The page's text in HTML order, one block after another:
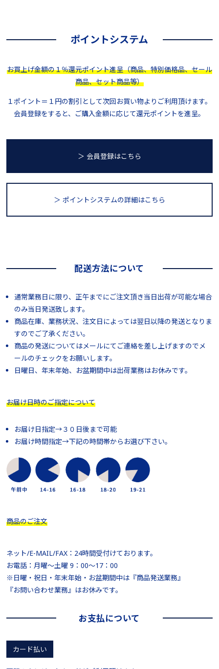
ポイントシステム
お買上げ金額の１％還元ポイント進呈（商品、特別価格品、セール
商品、セット商品等）
１ポイント＝１円の割引として次回お買い物よりご利用頂けます。
会員登録をすると、ご購入金額に応じて還元ポイントを進呈。
＞ 会員登録はこちら
＞ ポイントシステムの詳細はこちら
配送方法について
通常業務日に限り、正午までにご注文頂き当日出荷が可能な場合
のみ当日発送致します。
商品在庫、業務状況、注文日によっては翌日以降の発送となりま
すのでご了承ください。
商品の発送についてはメールにてご連絡を差し上げますのでメ
ールのチェックをお願いします。
日曜日、年末年始、お盆期間中は出荷業務はお休みです。
お届け日時のご指定について
お届け日指定→３０日後まで可能
お届け時間指定→下記の時間帯からお選び下さい。
商品のご注文
ネット/E-MAIL/FAX：24時間受付けております。
お電話：月曜～土曜 9：00～17：00
※日曜・祝日・年末年始・お盆期間中は『商品発送業務』
『お問い合わせ業務』はお休みです。
お支払について
カード払い